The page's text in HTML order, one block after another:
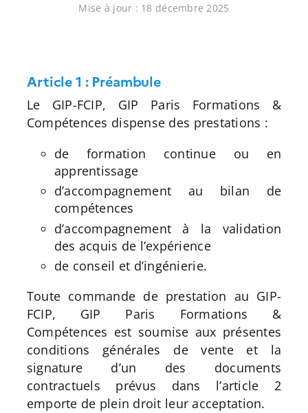
Contact
Recherche
pour
Mise à jour : 18 décembre 2025
Article 1 : Préambule
Le GIP-FCIP, GIP Paris Formations &
Compétences dispense des prestations :
de formation continue ou en
apprentissage
d’accompagnement au bilan de
compétences
d’accompagnement à la validation
des acquis de l’expérience
de conseil et d’ingénierie.
Toute commande de prestation au GIP-
FCIP, GIP Paris Formations &
Compétences est soumise aux présentes
conditions générales de vente et la
signature d’un des documents
contractuels prévus dans l’article 2
emporte de plein droit leur acceptation.